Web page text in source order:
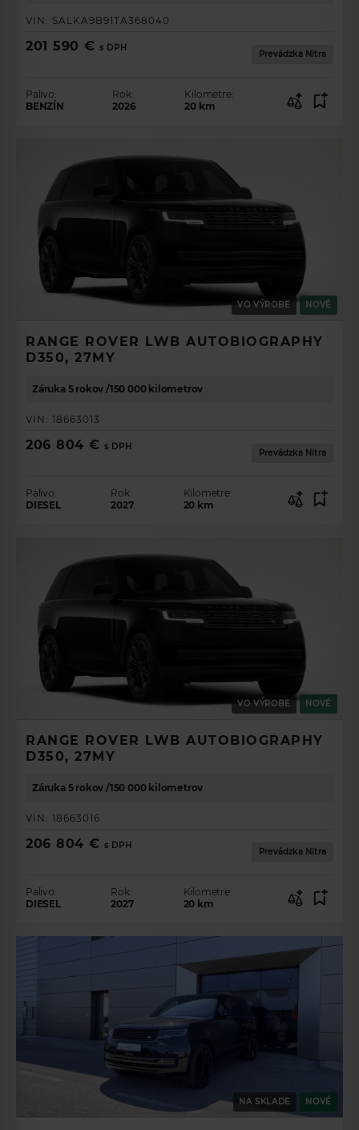
VIN: SALKA9B91TA368040
201 590 € s DPH
Prevádzka Nitra
Palivo:
BENZÍN
Rok:
2026
Kilometre:
20 km
VO VÝROBE NOVÉ
RANGE ROVER LWB AUTOBIOGRAPHY
D350, 27MY
Záruka 5 rokov /150 000 kilometrov
VIN: 18663013
206 804 € s DPH
Prevádzka Nitra
Palivo:
DIESEL
Rok:
2027
Kilometre:
20 km
VO VÝROBE NOVÉ
RANGE ROVER LWB AUTOBIOGRAPHY
D350, 27MY
Záruka 5 rokov /150 000 kilometrov
VIN: 18663016
206 804 € s DPH
Prevádzka Nitra
Palivo:
DIESEL
Rok:
2027
Kilometre:
20 km
NA SKLADE NOVÉ